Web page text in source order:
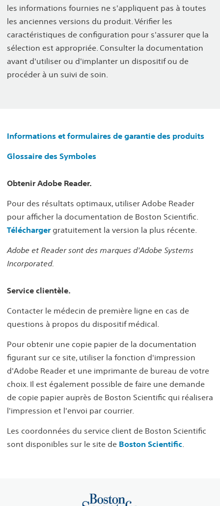
les informations fournies ne s'appliquent pas à toutes
les anciennes versions du produit. Vérifier les
caractéristiques de configuration pour s'assurer que la
sélection est appropriée. Consulter la documentation
avant d'utiliser ou d'implanter un dispositif ou de
procéder à un suivi de soin.
Informations et formulaires de garantie des produits
Glossaire des Symboles
Obtenir Adobe Reader.
Pour des résultats optimaux, utiliser Adobe Reader
pour afficher la documentation de Boston Scientific.
Téléchargergratuitement la version la plus récente.
Adobe et Reader sont des marques d'Adobe Systems
Incorporated.
Service clientèle.
Contacter le médecin de première ligne en cas de
questions à propos du dispositif médical.
Pour obtenir une copie papier de la documentation
figurant sur ce site, utiliser la fonction d'impression
d'Adobe Reader et une imprimante de bureau de votre
choix. Il est également possible de faire une demande
de copie papier auprès de Boston Scientific qui réalisera
l'impression et l'envoi par courrier.
Les coordonnées du service client de Boston Scientific
sont disponibles sur le site de Boston Scientific.